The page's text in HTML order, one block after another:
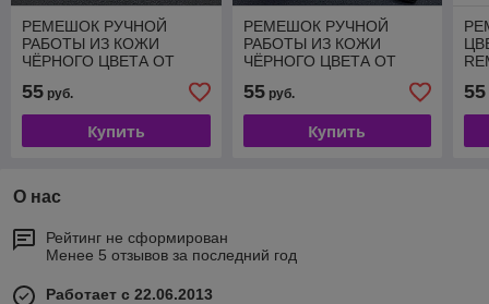
РЕМЕШОК РУЧНОЙ
РАБОТЫ ИЗ КОЖИ
ЧЁРНОГО ЦВЕТА ОТ
ЧАСОВ 20 ММ АРТИКУЛ
M126-20-18
55 руб.
Купить
РЕМЕШОК РУЧНОЙ
РАБОТЫ ИЗ КОЖИ
ЧЁРНОГО ЦВЕТА ОТ
ЧАСОВ 20 ММ АРТИКУЛ
M142-20-18
55руб.
Купить
55
О нас
Рейтинг не сформирован
Менее 5 отзывов за последний год
Работает с 22.06.2013